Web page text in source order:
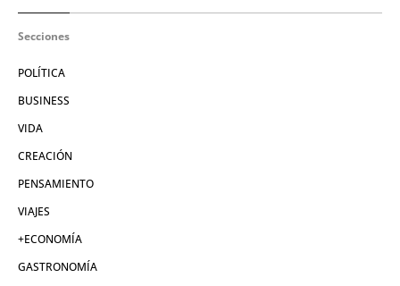
Secciones
POLÍTICA
BUSINESS
VIDA
CREACIÓN
PENSAMIENTO
VIAJES
+ECONOMÍA
GASTRONOMÍA